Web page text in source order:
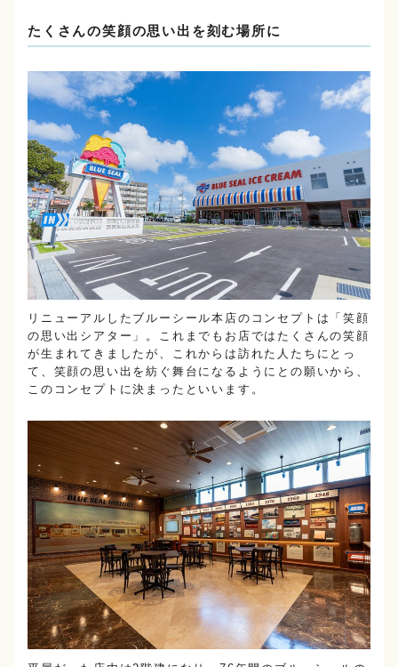
たくさんの笑顔の思い出を刻む場所に
リニューアルしたブルーシール本店のコンセプトは「笑顔
の思い出シアター」。これまでもお店ではたくさんの笑顔
が生まれてきましたが、これからは訪れた人たちにとっ
て、笑顔の思い出を紡ぐ舞台になるようにとの願いから、
このコンセプトに決まったといいます。